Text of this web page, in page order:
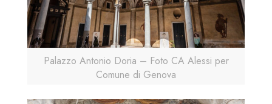
Palazzo Antonio Doria – Foto CA Alessi per
Comune di Genova